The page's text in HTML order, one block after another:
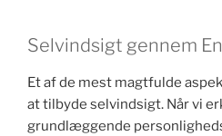
Selvindsigt gennem
Et af de mest magtfulde
at tilbyde selvindsigt. Når vi
grundlæggende